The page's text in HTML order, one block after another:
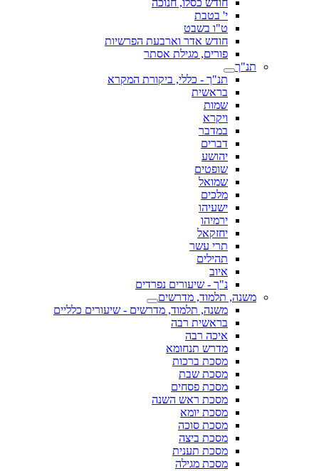
חודש כסלו, חנוכה
י' בטבת
ט"ו בשבט
חודש אדר וארבעת הפרשיות
פורים, מגילת אסתר
תנ"ך
תנ"ך - כללי, ביקורת המקרא
בראשית
שמות
ויקרא
במדבר
דברים
יהושע
שופטים
שמואל
מלכים
ישעיהו
ירמיהו
יחזקאל
תרי עשר
תהילים
איוב
נ"ך - שיעורים נפרדים
משנה, תלמוד, מדרשים
משנה, תלמוד, מדרשים - שיעורים כלליים
בראשית רבה
איכה רבה
מדרש תנחומא
מסכת ברכות
מסכת שבת
מסכת פסחים
מסכת ראש השנה
מסכת יומא
מסכת סוכה
מסכת ביצה
מסכת תענית
מסכת מגילה